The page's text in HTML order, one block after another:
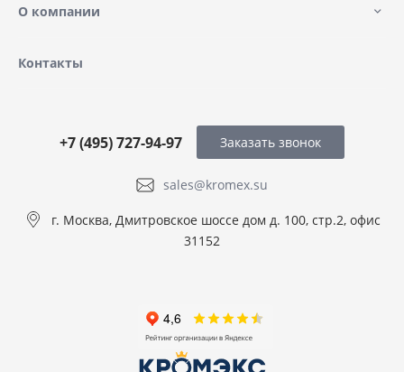
О компании
Контакты
sales@kromex.su
+7 (495) 727-94-97
г. Москва, Дмитровское шоссе дом д. 100, стр.2, офис
31152
Заказать звонок